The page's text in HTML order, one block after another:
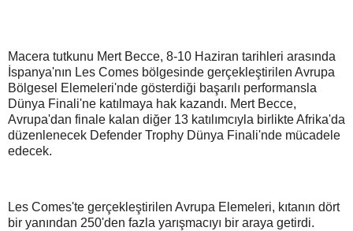
Macera tutkunu Mert Becce, 8-10 Haziran tarihleri arasında
İspanya'nın Les Comes bölgesinde gerçekleştirilen Avrupa
Bölgesel Elemeleri'nde gösterdiği başarılı performansla
Dünya Finali'ne katılmaya hak kazandı. Mert Becce,
Avrupa'dan finale kalan diğer 13 katılımcıyla birlikte Afrika'da
düzenlenecek Defender Trophy Dünya Finali'nde mücadele
edecek.
Les Comes'te gerçekleştirilen Avrupa Elemeleri, kıtanın dört
bir yanından 250'den fazla yarışmacıyı bir araya getirdi.